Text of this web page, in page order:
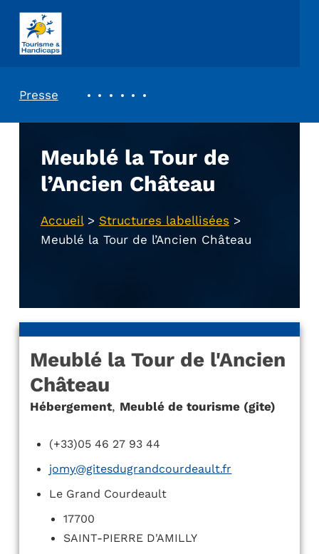
ASSOCIATION TOURISME ET HANDICAPS
Presse
Meublé la Tour de
l’Ancien Château
Accueil> Structures labellisées >
Meublé la Tour de l’Ancien Château
Meublé la Tour de l'Ancien
Château
Hébergement, Meublé de tourisme (gite)
(+33)05 46 27 93 44
jomy@gitesdugrandcourdeault.fr
Le Grand Courdeault
17700
SAINT-PIERRE D'AMILLY